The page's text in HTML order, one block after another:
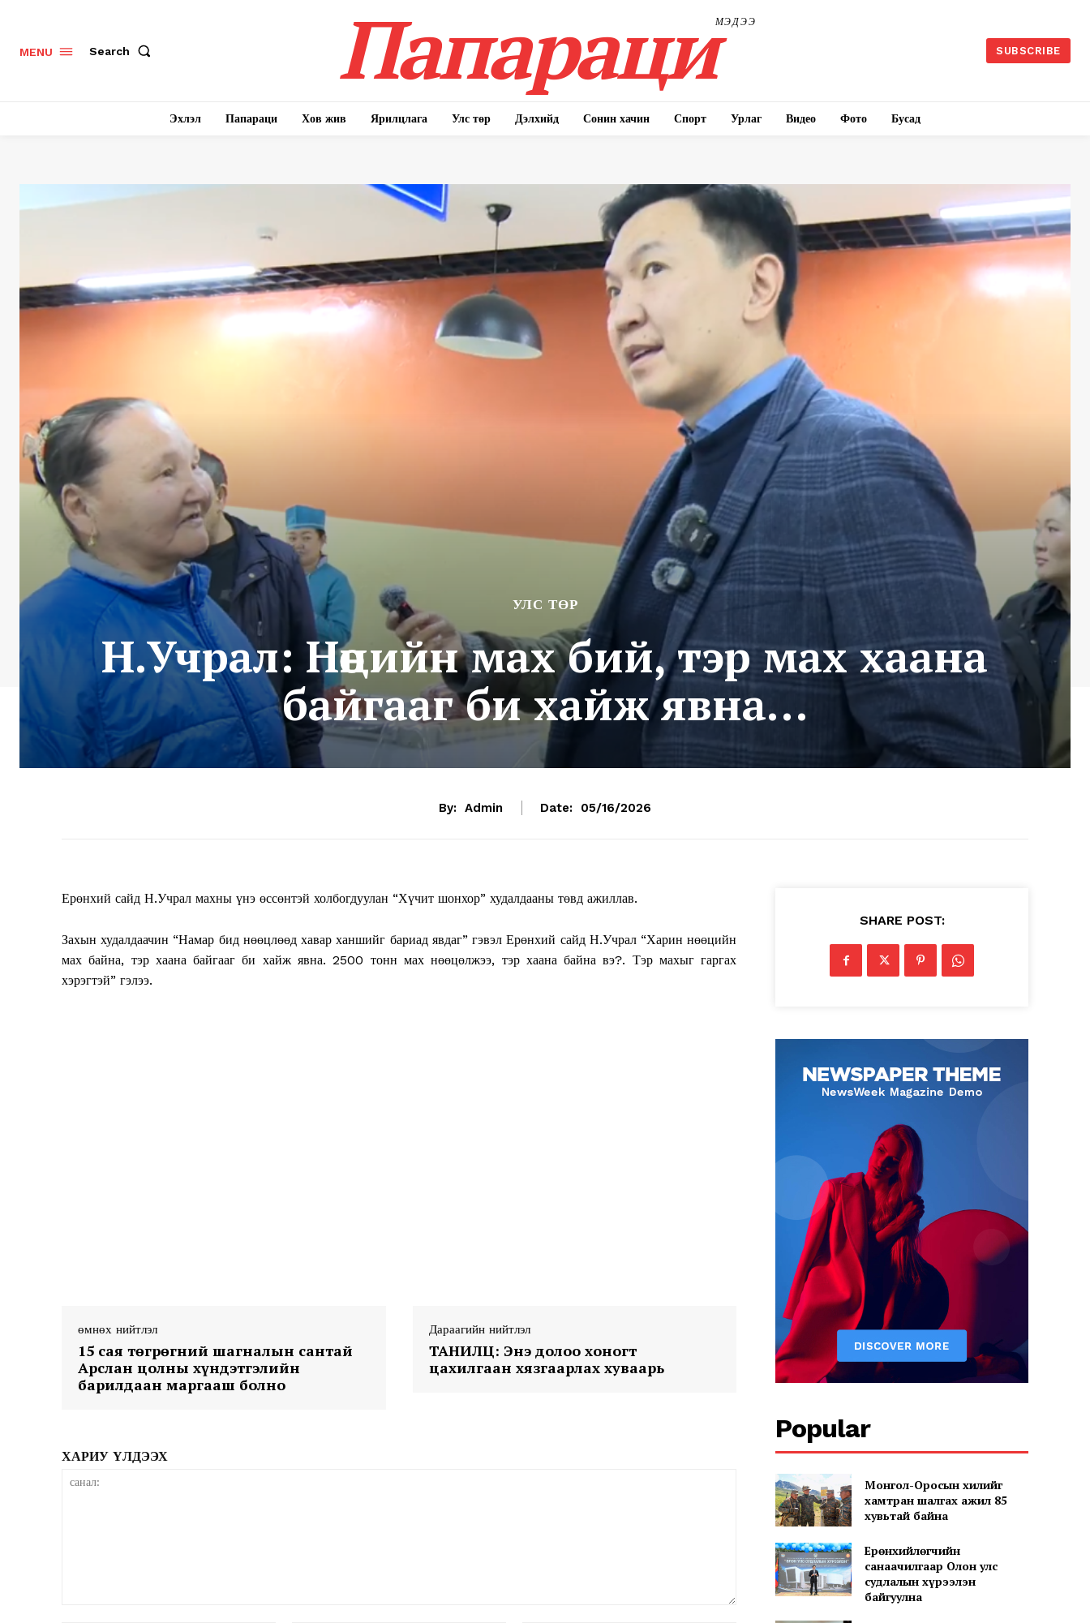
About
Contact us
MENU Search ПапарациМЭДЭЭ
SUBSCRIBE
Эхлэл Папараци Хов жив Ярилцлага Улс төр Дэлхийд Сонин хачин Спорт Урлаг Видео Фото Бусад
УЛС ТӨР
Н.Учрал: Нөөцийн мах бий, тэр мах хаана
байгааг би хайж явна…
By: Admin Date: 05/16/2026
Ерөнхий сайд Н.Учрал махны үнэ өссөнтэй холбогдуулан “Хүчит шонхор” худалдааны төвд ажиллав.
Захын худалдаачин “Намар бид нөөцлөөд хавар ханшийг бариад явдаг” гэвэл Ерөнхий сайд Н.Учрал “Харин нөөцийн
мах байна, тэр хаана байгааг би хайж явна. 2500 тонн мах нөөцөлжээ, тэр хаана байна вэ?. Тэр махыг гаргах
хэрэгтэй” гэлээ.
өмнөх нийтлэл
15 сая төгрөгний шагналын сантай
Арслан цолны хүндэтгэлийн
барилдаан маргааш болно
Дараагийн нийтлэл
ТАНИЛЦ: Энэ долоо хоногт
цахилгаан хязгаарлах хуваарь
ХАРИУ ҮЛДЭЭХ
SHARE POST:
Popular
Монгол-Оросын хилийг
хамтран шалгах ажил 85
хувьтай байна
Ерөнхийлөгчийн
санаачилгаар Олон улс
судлалын хүрээлэн
байгуулна